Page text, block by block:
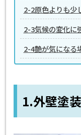
2-2原色よりも少
2-3気候の変化に
2-4艶が気になる
1.外壁塗